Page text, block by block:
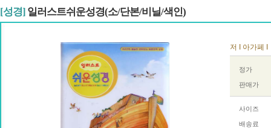
[성경] 일러스트쉬운성경(소/단본/비닐/색인)
저 I 아가페 I
정가
판매가
사이즈
배송료